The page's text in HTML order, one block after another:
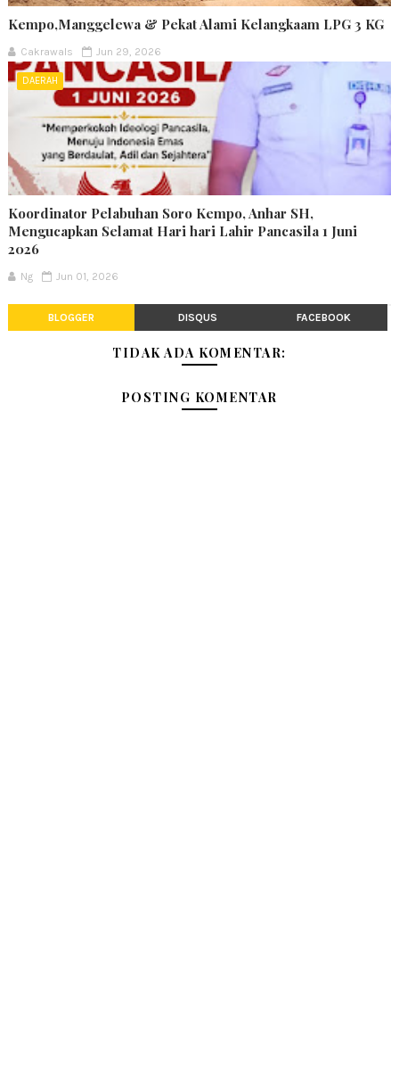
Kempo,Manggelewa & Pekat Alami Kelangkaam LPG 3 KG
Cakrawals Jun 29, 2026
DAERAH
Koordinator Pelabuhan Soro Kempo, Anhar SH,
Mengucapkan Selamat Hari hari Lahir Pancasila 1 Juni
2026
Ng Jun 01, 2026
BLOGGER DISQUS FACEBOOK
TIDAK ADA KOMENTAR:
POSTING KOMENTAR